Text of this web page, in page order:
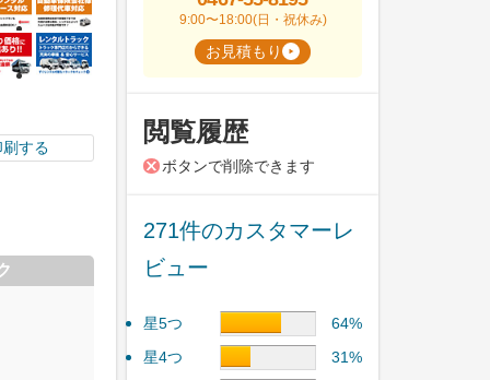
刷する
9:00〜18:00(日・祝休み)
お見積もり
閲覧履歴
ボタンで削除できます
271件のカスタマーレ
ビュー
星5つ
64%
星4つ
31%